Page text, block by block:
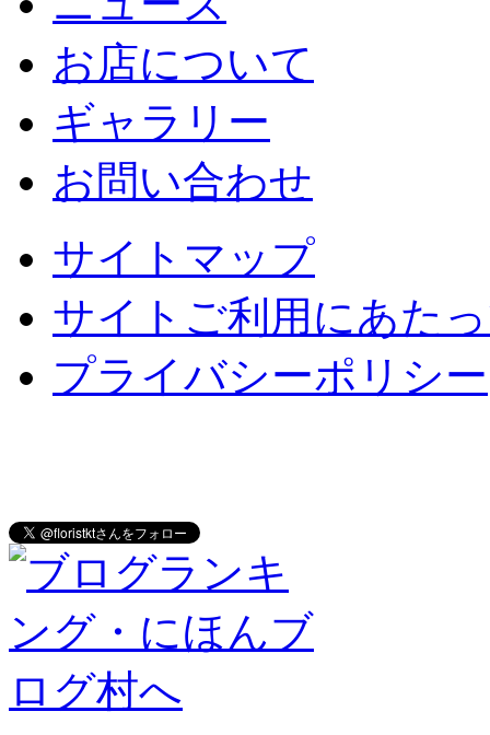
お店について
ギャラリー
お問い合わせ
サイトマップ
サイトご利用にあた
プライバシーポリシー